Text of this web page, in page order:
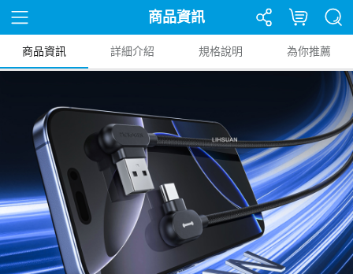
商品資訊
商品資訊 詳細介紹 規格說明 為你推薦